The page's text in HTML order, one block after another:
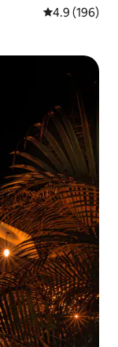
औसत रेटिंग 5 में
4.9 (196)